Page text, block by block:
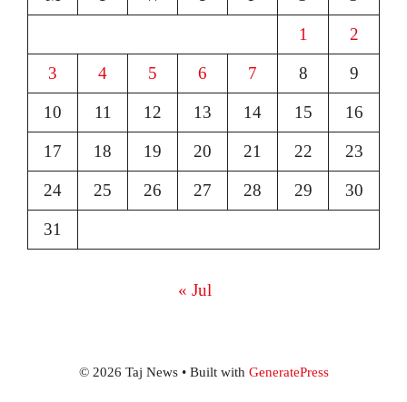
1 2
3 4 5 6 7 8 9
10 11 12 13 14 15 16
17 18 19 20 21 22 23
24 25 26 27 28 29 30
31
« Jul
© 2026 Taj News• Built with GeneratePress